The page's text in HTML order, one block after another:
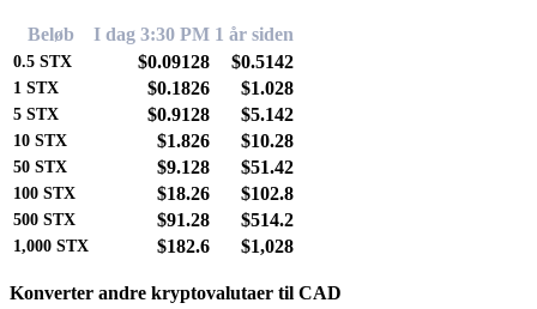
Beløb I dag 3:30 PM 1 år siden
0.5 STX $0.09128 $0.5142
1 STX $0.1826 $1.028
5 STX $0.9128 $5.142
10 STX $1.826 $10.28
50 STX $9.128 $51.42
100 STX $18.26 $102.8
500 STX $91.28 $514.2
1,000 STX $182.6 $1,028
Konverter andre kryptovalutaer til CAD